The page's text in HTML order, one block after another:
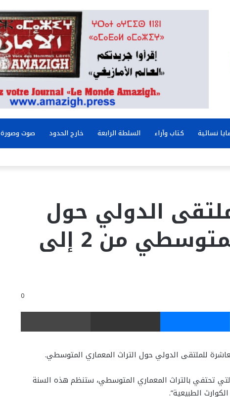
نسائية كتاب وآراء السلطة الرابعة خارج الحدود صوت وصورة
الدولي حول
التراث المعماري المتوسطي من 2 إلى
0
تويتر ماسنجر مشاركة عبر البريد
تحتفي بالتراث المعماري المتوسطي، ستنظم هذه السنة
الطبيعية”.